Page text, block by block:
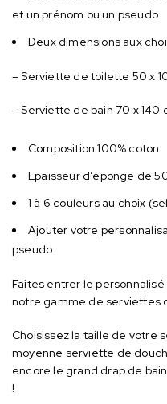
et un prénom ou un pseudo
Deux dimensions aux
– Serviette de toilette 50 x
– Serviette de bain 70 x 140
Composition 100% coton
Epaisseur d’éponge de
1 à 6 couleurs au choix
Ajouter votre
pseudo
Faites entrer le
notre gamme de serviettes
Choisissez la taille de votre
moyenne serviette de
encore le grand drap de
!